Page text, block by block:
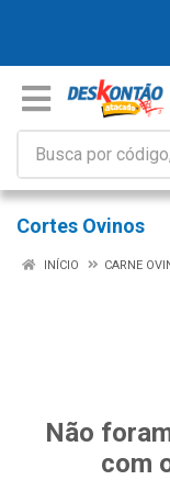
Cortes Ovinos
INÍCIO CARNE
Não
com